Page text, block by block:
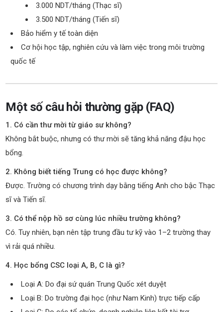
3.000 NDT/tháng (Thạc sĩ)
3.500 NDT/tháng (Tiến sĩ)
Bảo hiểm y tế toàn diện
Cơ hội học tập, nghiên cứu và làm việc trong môi trường
quốc tế
Một số câu hỏi thường gặp (FAQ)
1. Có cần thư mời từ giáo sư không?
Không bắt buộc, nhưng có thư mời sẽ tăng khả năng đậu học
bổng.
2. Không biết tiếng Trung có học được không?
Được. Trường có chương trình dạy bằng tiếng Anh cho bậc Thạc
sĩ và Tiến sĩ.
3. Có thể nộp hồ sơ cùng lúc nhiều trường không?
Có. Tuy nhiên, bạn nên tập trung đầu tư kỹ vào 1–2 trường thay
vì rải quá nhiều.
4. Học bổng CSC loại A, B, C là gì?
Loại A: Do đại sứ quán Trung Quốc xét duyệt
Loại B: Do trường đại học (như Nam Kinh) trực tiếp cấp